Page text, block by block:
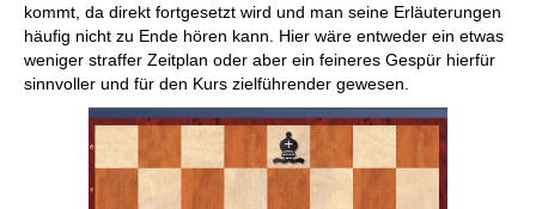
kommt, da direkt fortgesetzt wird und man seine Erläuterungen
häufig nicht zu Ende hören kann. Hier wäre entweder ein etwas
weniger straffer Zeitplan oder aber ein feineres Gespür hierfür
sinnvoller und für den Kurs zielführender gewesen.